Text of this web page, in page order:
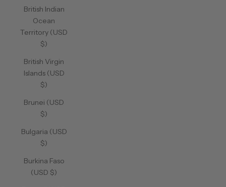
British Indian
Ocean
Territory (USD
$)
British Virgin
Islands (USD
$)
Brunei (USD
$)
Bulgaria (USD
$)
Burkina Faso
(USD $)